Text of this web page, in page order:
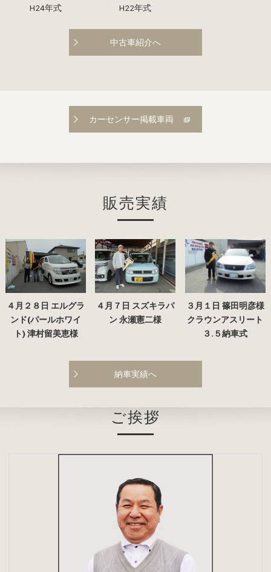
H24年式
H22年式
中古車紹介へ
カーセンサー掲載車両
販売実績
４月２８日 エルグラ
ンド(パールホワイ
ト) 津村留美恵様
４月７日 スズキラパ
ン 永瀬憲二様
３月１日 篠田明彦様
クラウンアスリート
３.５納車式
納車実績へ
ご挨拶